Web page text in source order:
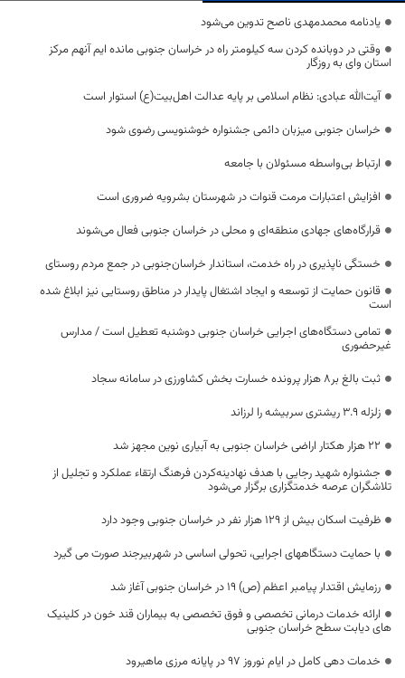
یادنامه محمدمهدی ناصح تدوین می‌شود
وقتی در دوبانده کردن سه کیلومتر راه در خراسان جنوبی مانده ایم آنهم مرکز
استان وای به روزگار
آیت‌الله عبادی: نظام اسلامی بر پایه عدالت اهل‌بیت(ع) استوار است
خراسان جنوبی میزبان دائمی جشنواره خوشنویسی رضوی شود
ارتباط بی‌واسطه مسئولان با جامعه
افزایش اعتبارات مرمت قنوات در شهرستان بشرویه ضروری است
قرارگاه‌های جهادی منطقه‌ای و محلی در خراسان جنوبی فعال می‌شوند
خستگی ناپذیری در راه خدمت، استاندار خراسان‌جنوبی در جمع مردم روستای
قانون حمایت از توسعه و ایجاد اشتغال پایدار در مناطق روستایی نیز ابلاغ شده
است
تمامی دستگاه‌های اجرایی خراسان جنوبی دوشنبه تعطیل است / مدارس
غیرحضوری
ثبت بالغ بر‌۸ هزار پرونده خسارت بخش کشاورزی در سامانه سجاد
زلزله 3.9 ریشتری سربیشه را لرزاند
22 هزار هکتار اراضی خراسان جنوبی به آبیاری نوین مجهز شد
جشنواره شهید رجایی با هدف نهادینه‌کردن فرهنگ ارتقاء عملکرد و تجلیل از
تلاشگران عرصه خدمتگزاری برگزار می‌شود
ظرفیت اسکان بیش از ۱۲۹ هزار نفر در خراسان جنوبی وجود دارد
با حمایت دستگاههای اجرایی، تحولی اساسی در شهربیرجند صورت می گیرد
رزمایش اقتدار پیامبر اعظم (ص) ۱۹ در خراسان‌ جنوبی آغاز شد
ارائه خدمات درمانی تخصصی و فوق تخصصی به بیماران قند خون در کلینیک
های دیابت سطح خراسان جنوبی
خدمات دهی کامل در ایام نوروز ۹۷ در پایانه مرزی ماهیرود